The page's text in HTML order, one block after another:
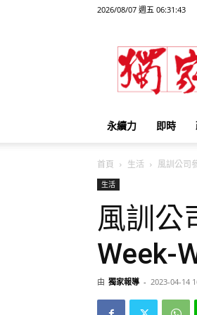
2026/08/07 週五 06:31:43
永續力 即時
首頁 生活 風訓公司
生活
風訓公
Week-
由 獨家報導 - 2023-04-14